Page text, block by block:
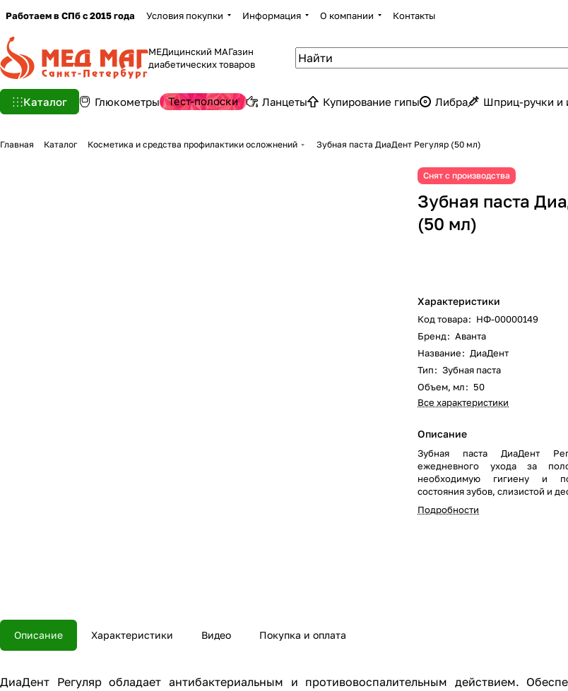
Работаем в СПб с 2015 года Условия покупки Информация О компании Контакты
МЕДицинский МАГазин
диабетических товаров
Каталог Глюкометры Тест-полоски Ланцеты Купирование гипы Либра Шприц-ручки и
Главная Каталог Косметика и средства профилактики осложнений Зубная паста ДиаДент Регуляр (50 мл)
Снят с производства
Зубная паста
(50 мл)
Характеристики
Код товара: НФ-00000149
Бренд: Аванта
Название: ДиаДент
Тип: Зубная паста
Объем, мл: 50
Все характеристики
Описание
Зубная паста ДиаДент
ежедневного ухода за
необходимую гигиену и
состояния зубов, слизистой и
диабете. Обладает
противовоспалительным
Подробности
Описание Характеристики Видео Покупка и оплата
ДиаДент Регуляр обладает антибактериальным и противовоспалительным действием.